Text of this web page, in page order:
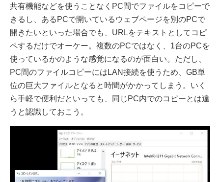
共有機能などを使うことなくPC間でファイルをコピーで
きるし、あるPCで開いているウェブページを別のPCで
開きたいといった場合でも、URLをテキストとしてコピ
ペするだけでオーケー。複数のPCではなく、1台のPCを
使っているかのような感覚になるのが面白い。ただし、
PC間のファイルコピーにはLAN接続を使うため、GB単
位の巨大ファイルとなると時間がかかってしまう。いく
ら手軽で便利だといっても、同じPC内でのコピーとは違
うと認識しておこう。